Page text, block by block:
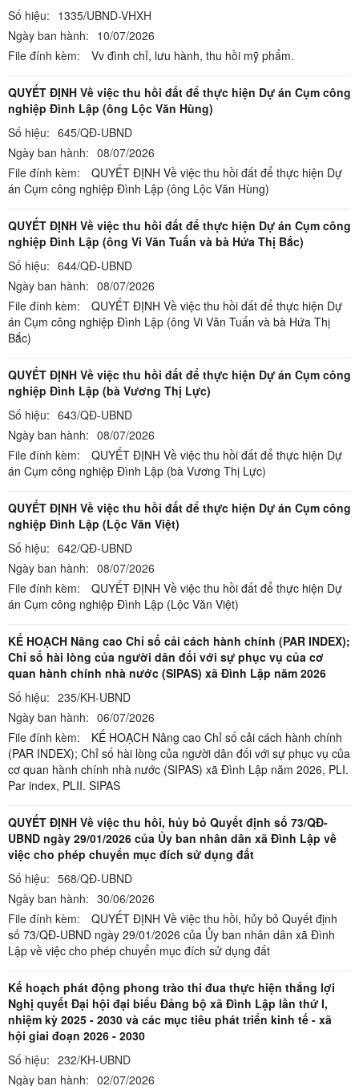
Số hiệu: 1335/UBND-VHXH
Ngày ban hành: 10/07/2026
File đính kèm:
Vv đình chỉ, lưu hành, thu hồi mỹ phẩm.
QUYẾT ĐỊNH Về việc thu hồi đất để thực hiện Dự án Cụm công
nghiệp Đình Lập (ông Lộc Văn Hùng)
Số hiệu: 645/QĐ-UBND
Ngày ban hành: 08/07/2026
File đính kèm:
QUYẾT ĐỊNH Về việc thu hồi đất để thực hiện Dự
án Cụm công nghiệp Đình Lập (ông Lộc Văn Hùng)
QUYẾT ĐỊNH Về việc thu hồi đất để thực hiện Dự án Cụm công
nghiệp Đình Lập (ông Vi Văn Tuấn và bà Hứa Thị Bắc)
Số hiệu: 644/QĐ-UBND
Ngày ban hành: 08/07/2026
File đính kèm:
QUYẾT ĐỊNH Về việc thu hồi đất để thực hiện Dự
án Cụm công nghiệp Đình Lập (ông Vi Văn Tuấn và bà Hứa Thị
Bắc)
QUYẾT ĐỊNH Về việc thu hồi đất để thực hiện Dự án Cụm công
nghiệp Đình Lập (bà Vương Thị Lực)
Số hiệu: 643/QĐ-UBND
Ngày ban hành: 08/07/2026
File đính kèm:
QUYẾT ĐỊNH Về việc thu hồi đất để thực hiện Dự
án Cụm công nghiệp Đình Lập (bà Vương Thị Lực)
QUYẾT ĐỊNH Về việc thu hồi đất để thực hiện Dự án Cụm công
nghiệp Đình Lập (Lộc Văn Việt)
Số hiệu: 642/QĐ-UBND
Ngày ban hành: 08/07/2026
File đính kèm:
QUYẾT ĐỊNH Về việc thu hồi đất để thực hiện Dự
án Cụm công nghiệp Đình Lập (Lộc Văn Việt)
KẾ HOẠCH Nâng cao Chỉ số cải cách hành chính (PAR INDEX);
Chỉ số hài lòng của người dân đối với sự phục vụ của cơ
quan hành chính nhà nước (SIPAS) xã Đình Lập năm 2026
Số hiệu: 235/KH-UBND
Ngày ban hành: 06/07/2026
File đính kèm:
KẾ HOẠCH Nâng cao Chỉ số cải cách hành chính
(PAR INDEX); Chỉ số hài lòng của người dân đối với sự phục vụ của
cơ quan hành chính nhà nước (SIPAS) xã Đình Lập năm 2026, PLI.
Par index, PLII. SIPAS
QUYẾT ĐỊNH Về việc thu hồi, hủy bỏ Quyết định số 73/QĐ-
UBND ngày 29/01/2026 của Ủy ban nhân dân xã Đình Lập về
việc cho phép chuyển mục đích sử dụng đất
Số hiệu: 568/QĐ-UBND
Ngày ban hành: 30/06/2026
File đính kèm:
QUYẾT ĐỊNH Về việc thu hồi, hủy bỏ Quyết định
số 73/QĐ-UBND ngày 29/01/2026 của Ủy ban nhân dân xã Đình
Lập về việc cho phép chuyển mục đích sử dụng đất
Kế hoạch phát động phong trào thi đua thực hiện thắng lợi
Nghị quyết Đại hội đại biểu Đảng bộ xã Đình Lập lần thứ I,
nhiệm kỳ 2025 - 2030 và các mục tiêu phát triển kinh tế - xã
hội giai đoạn 2026 - 2030
Số hiệu: 232/KH-UBND
Ngày ban hành: 02/07/2026